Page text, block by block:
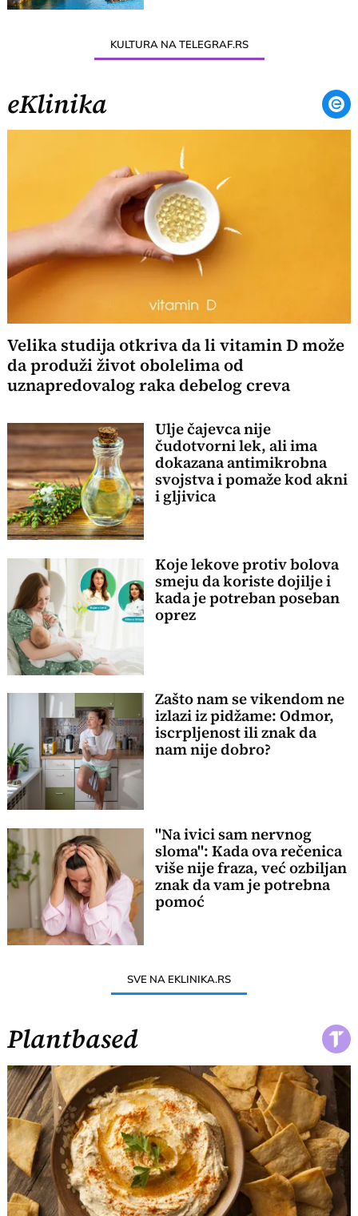
KULTURA NA TELEGRAF.RS
eKlinika
Velika studija otkriva da li vitamin D može
da produži život obolelima od
uznapredovalog raka debelog creva
Ulje čajevca nije
čudotvorni lek, ali ima
dokazana antimikrobna
svojstva i pomaže kod akni
i gljivica
Koje lekove protiv bolova
smeju da koriste dojilje i
kada je potreban poseban
oprez
Zašto nam se vikendom ne
izlazi iz pidžame: Odmor,
iscrpljenost ili znak da
nam nije dobro?
"Na ivici sam nervnog
sloma": Kada ova rečenica
više nije fraza, već ozbiljan
znak da vam je potrebna
pomoć
SVE NA EKLINIKA.RS
Plantbased